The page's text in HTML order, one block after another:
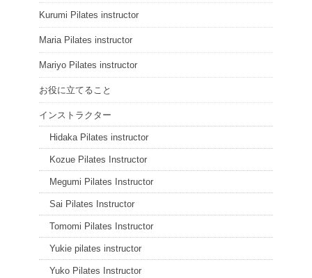
Kurumi Pilates instructor
Maria Pilates instructor
Mariyo Pilates instructor
お役に立てること
インストラクター
Hidaka Pilates instructor
Kozue Pilates Instructor
Megumi Pilates Instructor
Sai Pilates Instructor
Tomomi Pilates Instructor
Yukie pilates instructor
Yuko Pilates Instructor